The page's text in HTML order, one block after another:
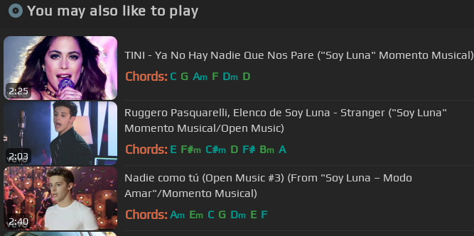
You may also like to play
2:25
TINI - Ya No Hay Nadie Que Nos Pare ("Soy Luna" Momento Musical)
Chords: C G Am F Dm D
2:03
Ruggero Pasquarelli, Elenco de Soy Luna - Stranger ("Soy Luna"
Momento Musical/Open Music)
Chords: E F#m C#m D F# Bm A
2:40
Nadie como tú (Open Music #3) (From "Soy Luna – Modo
Amar"/Momento Musical)
Chords: Am Em C G Dm E F